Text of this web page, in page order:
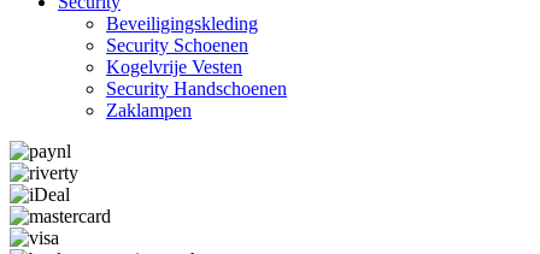
Beveiligings­­kleding
Security Schoenen
Kogelvrije Vesten
Security Hand­­schoenen
Zaklampen